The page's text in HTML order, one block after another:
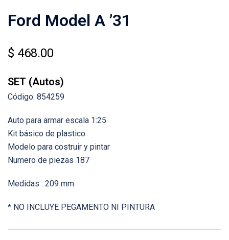
Ford Model A ’31
$ 468.00
SET (Autos)
Código: 854259
Auto para armar escala 1:25
Kit básico de plastico
Modelo para costruir y pintar
Numero de piezas 187
Medidas : 209 mm
* NO INCLUYE PEGAMENTO NI PINTURA